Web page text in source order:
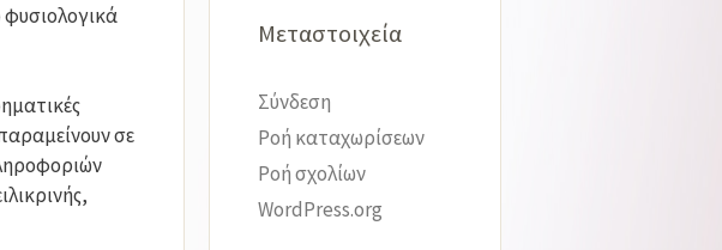
σε
Μεταστοιχεία
Σύνδεση
Ροή καταχωρίσεων
Ροή σχολίων
WordPress.org